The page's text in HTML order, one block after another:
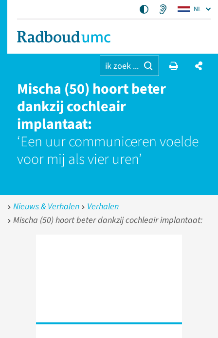
NL
ik zoek ...
Mischa (50) hoort beter
dankzij cochleair
implantaat:
‘Een uur communiceren voelde
voor mij als vier uren’
Nieuws & Verhalen
Verhalen
Mischa (50) hoort beter dankzij cochleair implantaat: